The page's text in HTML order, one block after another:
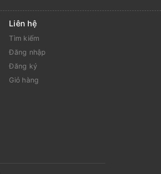
Liên hệ
Tìm kiếm
Đăng nhập
Đăng ký
Giỏ hàng